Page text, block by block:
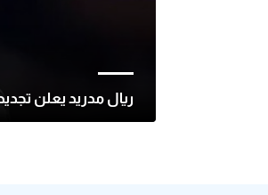
ريال مدريد يعلن